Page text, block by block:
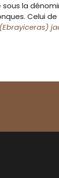
la
Celui